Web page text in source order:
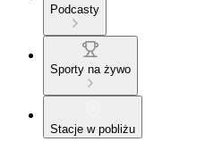
Podcasty
Sporty na żywo
Stacje w pobliżu